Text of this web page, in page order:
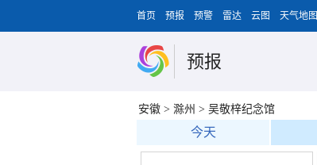
首页 预报 预警 雷达 云图 天气地图
预报
安徽 > 滁州 > 吴敬梓纪念馆
今天